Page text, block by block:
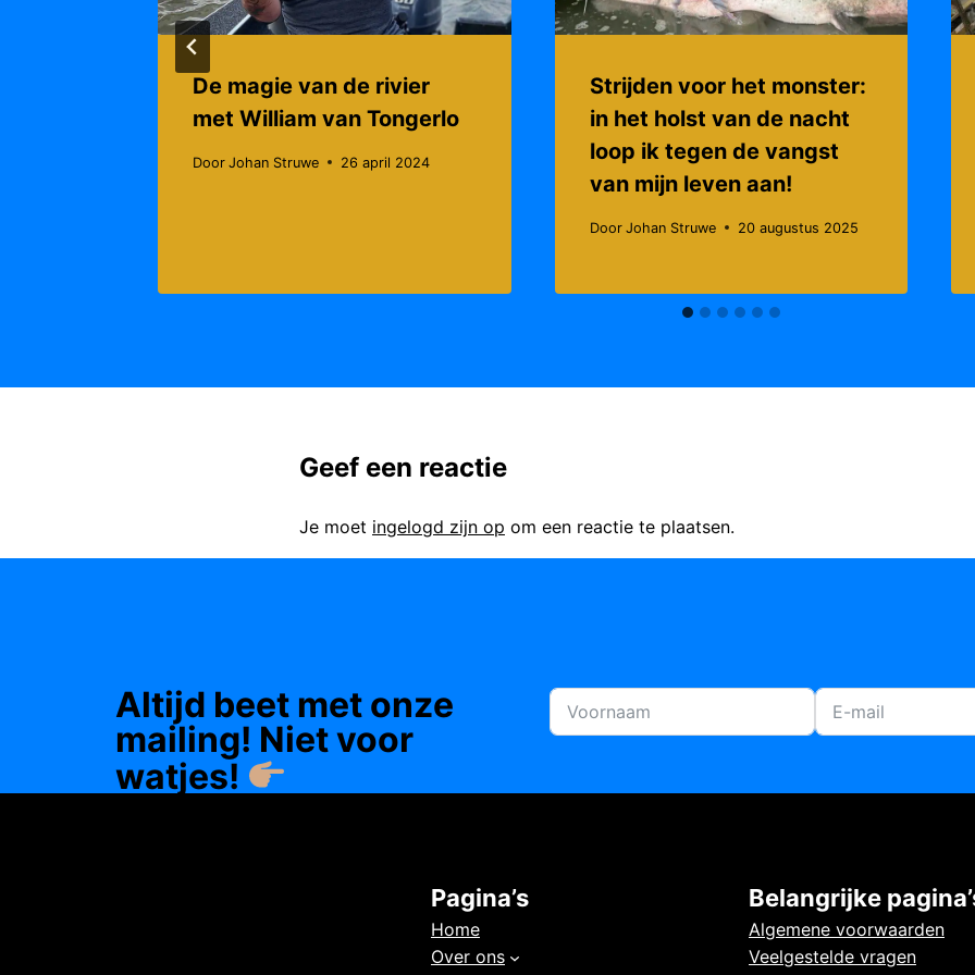
De magie van de rivier
met William van Tongerlo
Door Johan Struwe 26 april 2024
Strijden voor het monster:
in het holst van de nacht
loop ik tegen de vangst
van mijn leven aan!
Door Johan Struwe 20 augustus 2025
Geef een reactie
Je moet ingelogd zijn op om een reactie te plaatsen.
Altijd beet met onze
mailing! Niet voor
watjes!
Pagina’s
Home
Over ons
Belangrijke
Algemene voorwaarden
Veelgestelde vragen